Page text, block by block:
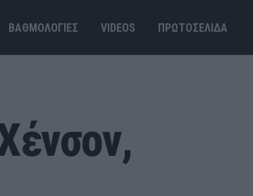
ΒΑΘΜΟΛΟΓΙΕΣ VIDEOS ΠΡΩΤΟΣΕΛΙΔΑ